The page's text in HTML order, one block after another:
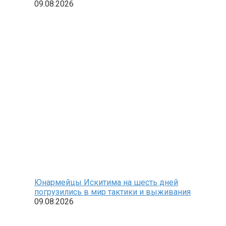
09.08.2026
Юнармейцы Искитима на шесть дней
погрузились в мир тактики и выживания
09.08.2026